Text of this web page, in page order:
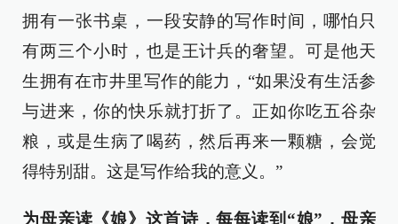
拥有一张书桌，一段安静的写作时间，哪怕只
有两三个小时，也是王计兵的奢望。可是他天
生拥有在市井里写作的能力，“如果没有生活参
与进来，你的快乐就打折了。正如你吃五谷杂
粮，或是生病了喝药，然后再来一颗糖，会觉
得特别甜。这是写作给我的意义。”
为母亲读《娘》这首诗，每每读到“娘”，母亲